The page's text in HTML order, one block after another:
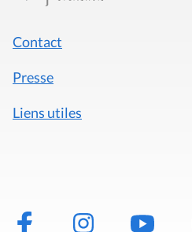
Contact
Presse
Liens utiles